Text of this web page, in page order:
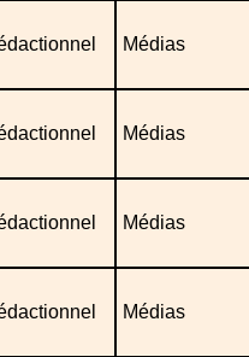
Médias
Médias
Médias
Médias